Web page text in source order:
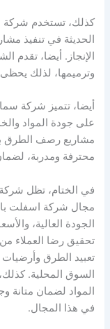
كذلك، تستخدم شركة
الحديثة في تنفيذ
الإنجاز. أيضا، تقدم
وترميمها، لذلك
أيضا، تتميز شركة
على جودة المواد
مشاريع رصف الطرق
محترفة ومدربة،
في الختام، تظل شركة
مجال شركة اسفلت
الجودة العالية،
تحقيق رضا العملاء
تعبيد الطرق
السوق المحلية.
المواد لضمان متانة
في هذا المجال.